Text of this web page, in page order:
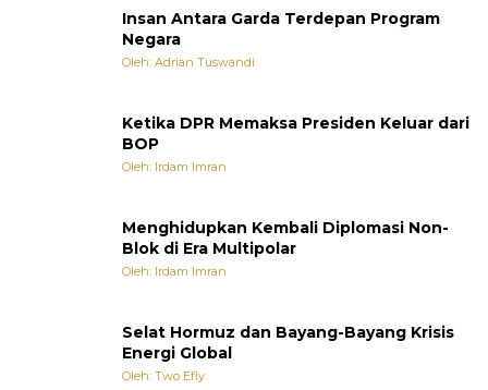
Insan Antara Garda Terdepan Program
Negara
Oleh: Adrian Tuswandi
Ketika DPR Memaksa Presiden Keluar dari
BOP
Oleh: Irdam Imran
Menghidupkan Kembali Diplomasi Non-
Blok di Era Multipolar
Oleh: Irdam Imran
Selat Hormuz dan Bayang-Bayang Krisis
Energi Global
Oleh: Two Efly